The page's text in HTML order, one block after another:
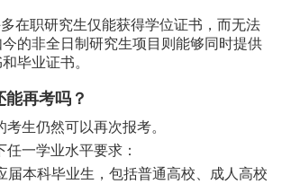
在职研究生仅能获得学位证书，而无法
的非全日制研究生项目则能够同时提供
毕业证书。
再考吗？
生仍然可以再次报考。
一学业水平要求：
届本科毕业生，包括普通高校、成人高校